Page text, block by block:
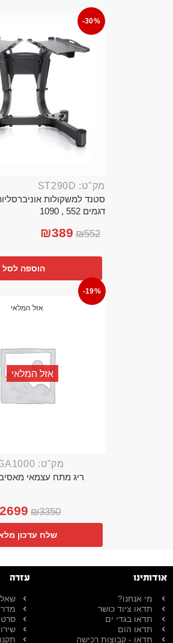
-30%
מק"ט: ST290D
סטנד למשקולות
דגמים 552 , 1090
₪552
₪389
הוספה לסל
-19%
אזל המלאי
אזל המלאי
מק"ט: RGA1000
ריג מתח עצמאי מאסיבי
₪3350
2699
שלח עדכון
אודותינו
מי אנחנו?
תדאו ציוד כושר
תדאו בגדי ים
תדאו הום
תדאו - קבוצות רכישה
עזרה